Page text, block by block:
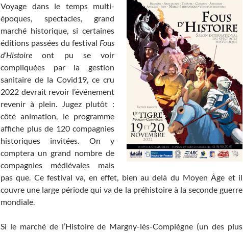
Voyage dans le temps multi-
époques, spectacles, grand
marché historique, si certaines
éditions passées du festival Fous
d’Histoire ont pu se voir
compliquées par la gestion
sanitaire de la Covid19, ce cru
2022 devrait revoir l’événement
revenir à plein. Jugez plutôt :
côté animation, le programme
affiche plus de 120 compagnies
historiques invitées. On y
comptera un grand nombre de
compagnies médiévales mais
pas que. Ce festival va, en effet, bien au delà du Moyen Âge et il
couvre une large période qui va de la préhistoire à la seconde guerre
mondiale.
Si le marché de l’Histoire de Margny-lès-Compiègne (un des plus